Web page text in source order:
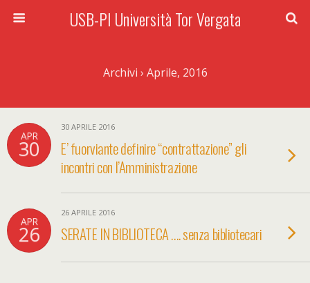
USB-PI Università Tor Vergata
Archivi › Aprile, 2016
APR
30
30 APRILE 2016
E’ fuorviante definire “contrattazione” gli
incontri con l’Amministrazione
APR
26
26 APRILE 2016
SERATE IN BIBLIOTECA …. senza bibliotecari